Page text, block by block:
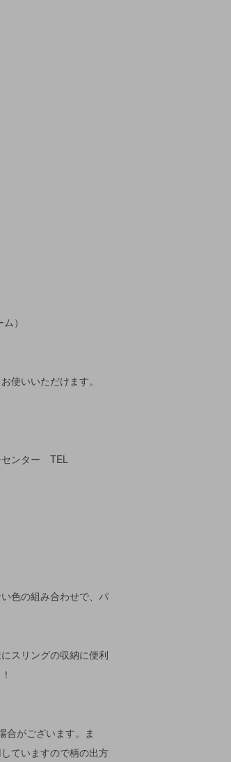
）
使いいただけます。
センター TEL
色の組み合わせで、パ
スリングの収納に便利
合がございます。ま
ていますので柄の出方